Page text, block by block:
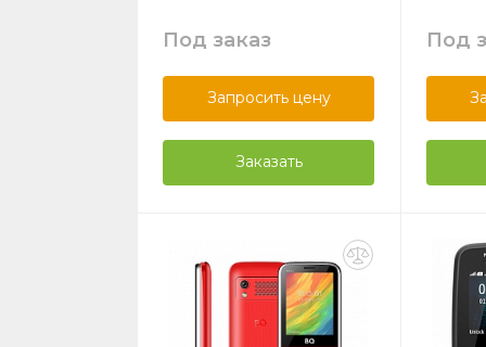
Под заказ
Запросить цену
Заказать
Под